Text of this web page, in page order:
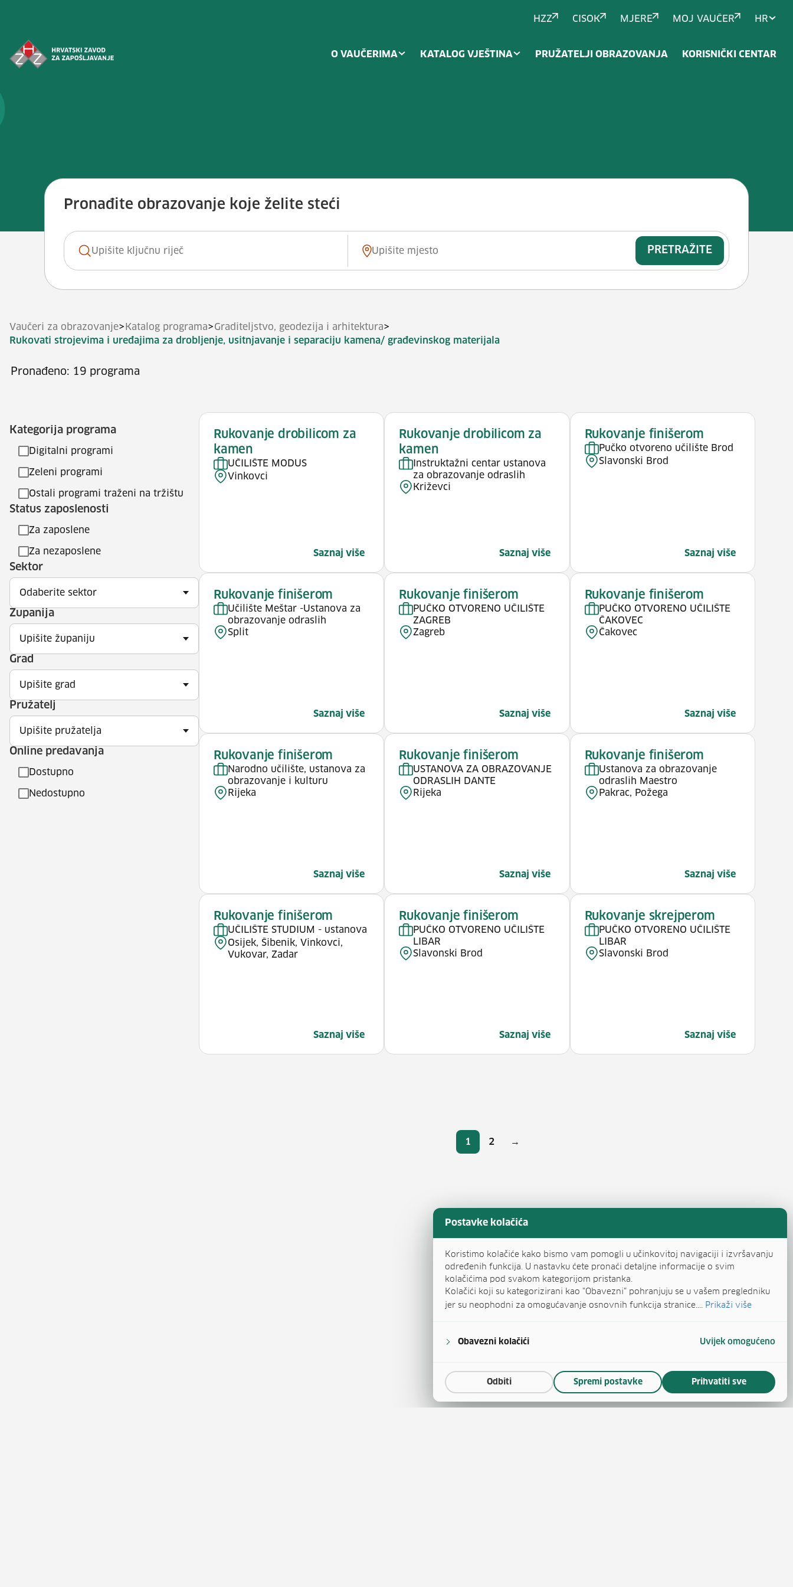
Postavke kolačića
Koristimo kolačiće kako bismo vam pomogli u učinkovitoj navigaciji i izvršavanju
određenih funkcija. U nastavku ćete pronaći detaljne informacije o svim
kolačićima pod svakom kategorijom pristanka.
Kolačići koji su kategorizirani kao "Obavezni" pohranjuju se u vašem pregledniku
jer su neophodni za omogućavanje osnovnih funkcija stranice.... Prikaži više
Obavezni kolačići Uvijek omogućeno
Odbiti Spremi postavke Prihvatiti sve
HZZ CISOK MJERE MOJ VAUČER HR
O VAUČERIMA KATALOG VJEŠTINA PRUŽATELJI OBRAZOVANJA KORISNIČKI CENTAR
Vještina: <span>Rukovati strojevima i uređajima za drobljenje, usitnjavanje i separaciju kamena/
Pronađite obrazovanje koje želite steći
Ključna riječ Mjesto
PRETRAŽITE
Vaučeri za obrazovanje> Katalog programa>Graditeljstvo, geodezija i arhitektura>
Rukovati strojevima i uređajima za drobljenje, usitnjavanje i separaciju kamena/ građevinskog materijala
Pronađeno: 19 programa
Kategorija programa
Digitalni programi
Zeleni programi
Ostali programi traženi na tržištu
Status zaposlenosti
Za zaposlene
Za nezaposlene
Sektor
Odaberite sektor
Županija
Upišite županiju
Grad
Upišite grad
Pružatelj
Upišite pružatelja
Online predavanja
Dostupno
Nedostupno
Rukovanje drobilicom za
kamen
UČILIŠTE MODUS
Vinkovci
Saznaj više
Rukovanje drobilicom za
kamen
Instruktažni centar ustanova
za obrazovanje odraslih
Križevci
Saznaj više
Rukovanje finišerom
Pučko otvoreno učilište Brod
Slavonski Brod
Saznaj više
Rukovanje finišerom
Učilište Meštar -Ustanova za
obrazovanje odraslih
Split
Saznaj više
Rukovanje finišerom
PUČKO OTVORENO UČILIŠTE
ZAGREB
Zagreb
Saznaj više
Rukovanje finišerom
PUČKO OTVORENO UČILIŠTE
ČAKOVEC
Čakovec
Saznaj više
Rukovanje finišerom
Narodno učilište, ustanova za
obrazovanje i kulturu
Rijeka
Saznaj više
Rukovanje finišerom
USTANOVA ZA OBRAZOVANJE
ODRASLIH DANTE
Rijeka
Saznaj više
Rukovanje finišerom
Ustanova za obrazovanje
odraslih Maestro
Pakrac, Požega
Saznaj više
Rukovanje finišerom
UČILIŠTE STUDIUM - ustanova
Osijek, Šibenik, Vinkovci,
Vukovar, Zadar
Saznaj više
Rukovanje finišerom
PUČKO OTVORENO UČILIŠTE
LIBAR
Slavonski Brod
Saznaj više
Rukovanje skrejperom
PUČKO OTVORENO UČILIŠTE
LIBAR
Slavonski Brod
Saznaj više
Brojevi stranica objava
Stranica
1 Stranica
2 →